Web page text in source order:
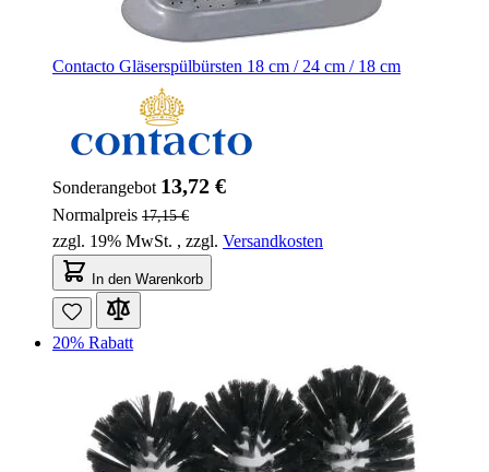
Contacto Gläserspülbürsten 18 cm / 24 cm / 18 cm
Sonderangebot 13,72 €
Normalpreis 17,15 €
zzgl. 19% MwSt. , zzgl. Versandkosten
In den Warenkorb
20% Rabatt